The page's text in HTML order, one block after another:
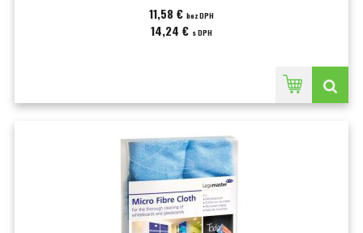
11,58 € bez DPH
14,24 € s DPH